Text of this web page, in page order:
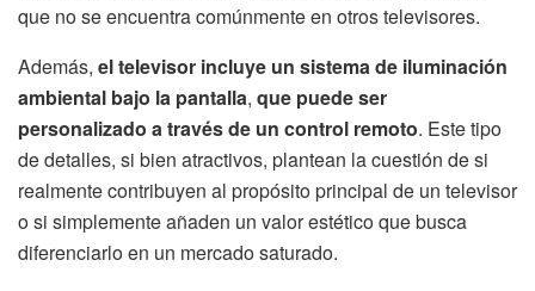
que no se encuentra comúnmente en otros televisores.
Además, el televisor incluye un sistema de iluminación
ambiental bajo la pantalla, que puede ser
personalizado a través de un control remoto. Este tipo
de detalles, si bien atractivos, plantean la cuestión de si
realmente contribuyen al propósito principal de un televisor
o si simplemente añaden un valor estético que busca
diferenciarlo en un mercado saturado.